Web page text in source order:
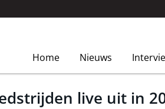
Home Nieuws
live uit in